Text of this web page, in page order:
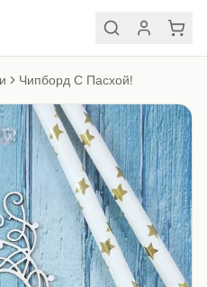
Чипборд С Пасхой!